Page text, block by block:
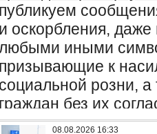
08.08.2026 16:33